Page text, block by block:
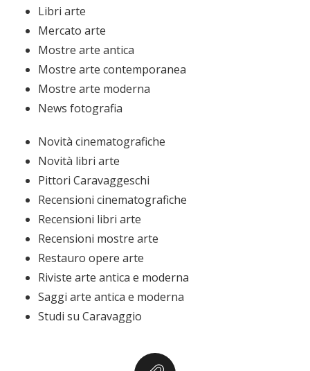
Libri arte
Mercato arte
Mostre arte antica
Mostre arte contemporanea
Mostre arte moderna
News fotografia
Novità cinematografiche
Novità libri arte
Pittori Caravaggeschi
Recensioni cinematografiche
Recensioni libri arte
Recensioni mostre arte
Restauro opere arte
Riviste arte antica e moderna
Saggi arte antica e moderna
Studi su Caravaggio